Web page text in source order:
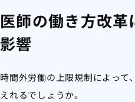
医師の働き方改革
影響
時間外労働の上限規制によって
えれるでしょうか。